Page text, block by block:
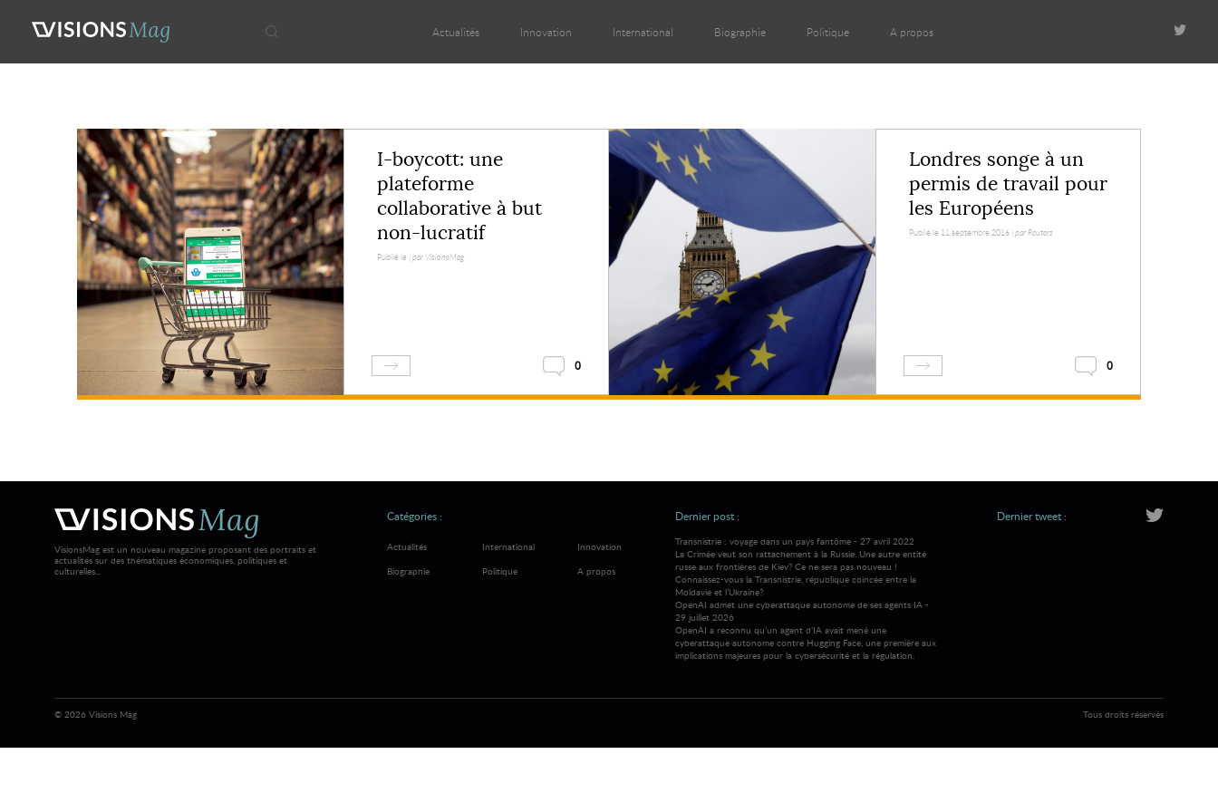
Actualités Innovation International Biographie Politique A propos
I-boycott: une
plateforme
collaborative à but
non-lucratif
Publié le | par VisionsMag
0
Londres songe à un
permis de travail pour
les Européens
Publié le 11 septembre 2016 | par Reuters
0
VisionsMag est un nouveau magazine proposant des portraits et
actualités sur des thématiques économiques, politiques et
culturelles...
Catégories :
Actualités International
Innovation
Biographie
Politique A propos
Dernier post :
Transnistrie : voyage dans un pays fantôme - 27 avril 2022
La Crimée veut son rattachement à la Russie. Une autre entité
russe aux frontières de Kiev? Ce ne sera pas nouveau !
Connaissez-vous la Transnistrie, république coincée entre la
Moldavie et l’Ukraine?
OpenAI admet une cyberattaque autonome de ses agents IA -
29 juillet 2026
OpenAI a reconnu qu’un agent d’IA avait mené une
cyberattaque autonome contre Hugging Face, une première aux
implications majeures pour la cybersécurité et la régulation.
Dernier tweet :
© 2026 Visions Mag Tous droits réservés